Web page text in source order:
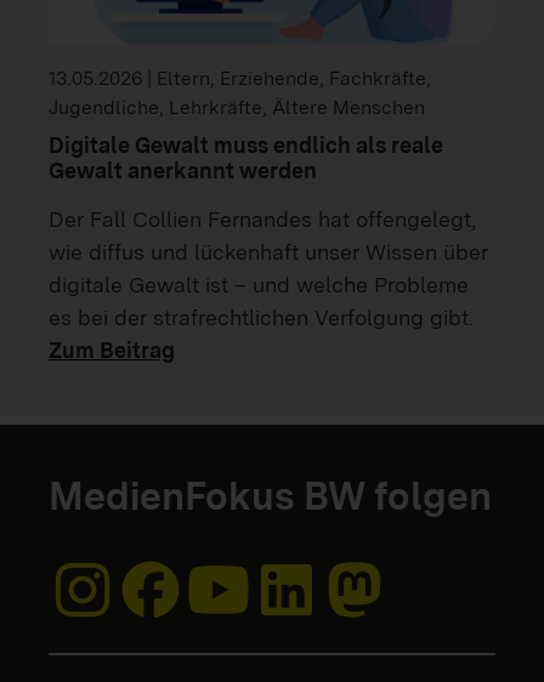
13.05.2026 | Eltern, Erziehende, Fachkräfte,
Jugendliche, Lehrkräfte, Ältere Menschen
Digitale Gewalt muss endlich als reale
Gewalt anerkannt werden
Der Fall Collien Fernandes hat offengelegt,
wie diffus und lückenhaft unser Wissen über
digitale Gewalt ist – und welche Probleme
es bei der strafrechtlichen Verfolgung gibt.
Zum Beitrag
MedienFokus BW folgen